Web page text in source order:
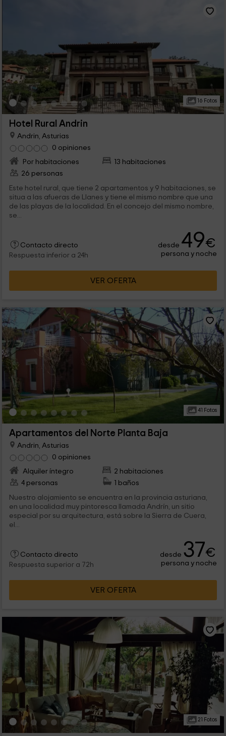
16 Fotos
Hotel Rural Andrin
Andrin, Asturias
0 opiniones
Por habitaciones
13 habitaciones
26 personas
Este hotel rural, que tiene 2 apartamentos y 9 habitaciones, se
situa a las afueras de Llanes y tiene el mismo nombre que una
de las playas de la localidad. En el concejo del mismo nombre,
se...
Contacto directo
Respuesta inferior a 24h
desde 49€
persona y noche
VER OFERTA
41 Fotos
Apartamentos del Norte Planta Baja
Andrin, Asturias
0 opiniones
Alquiler íntegro
2 habitaciones
4 personas
1 baños
Nuestro alojamiento se encuentra en la provincia asturiana,
en una localidad muy pintoresca llamada Andrín, un sitio
especial por su arquitectura, está sobre la Sierra de Cuera,
el...
Contacto directo
Respuesta superior a 72h
desde 37€
persona y noche
VER OFERTA
21 Fotos